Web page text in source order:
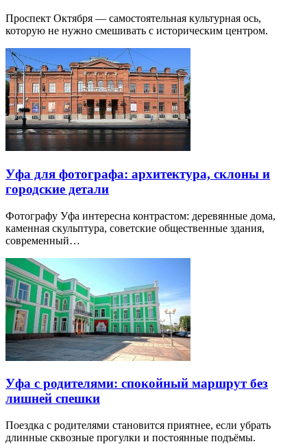
Проспект Октября — самостоятельная культурная ось,
которую не нужно смешивать с историческим центром.
Уфа для фотографа: архитектура, склоны и
городские детали
Фотографу Уфа интересна контрастом: деревянные дома,
каменная скульптура, советские общественные здания,
современный…
Уфа с родителями: спокойный маршрут без
лишней спешки
Поездка с родителями становится приятнее, если убрать
длинные сквозные прогулки и постоянные подъёмы.